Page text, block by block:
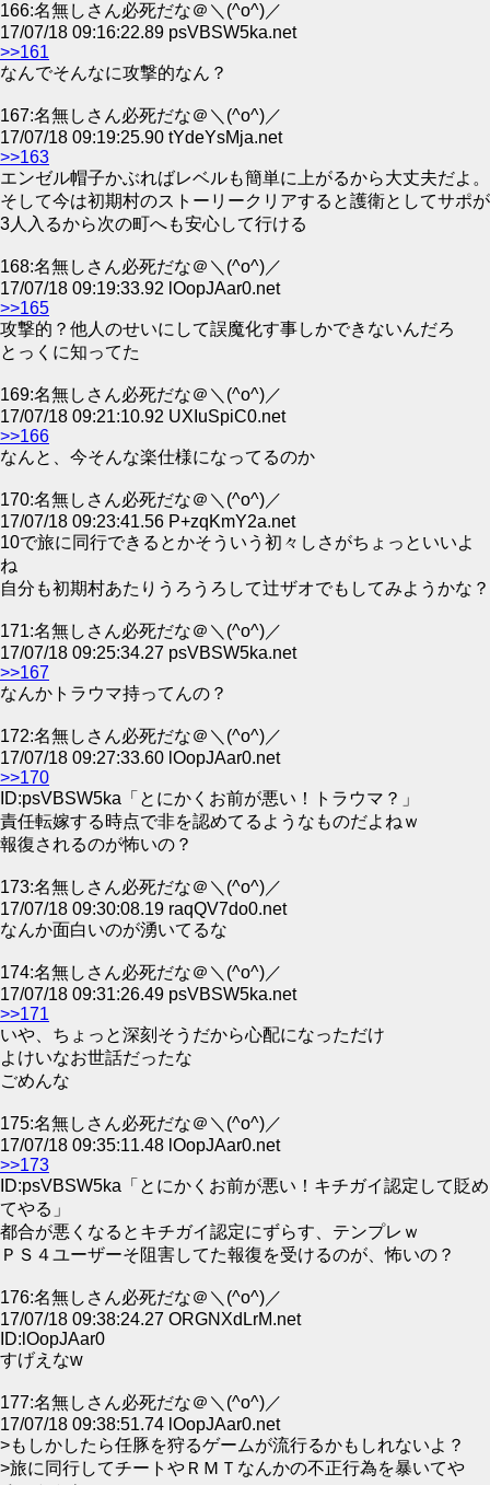
166:名無しさん必死だな＠＼(^o^)／
17/07/18 09:16:22.89 psVBSW5ka.net
>>161
なんでそんなに攻撃的なん？
167:名無しさん必死だな＠＼(^o^)／
17/07/18 09:19:25.90 tYdeYsMja.net
>>163
エンゼル帽子かぶればレベルも簡単に上がるから大丈夫だよ。
そして今は初期村のストーリークリアすると護衛としてサポが
3人入るから次の町へも安心して行ける
168:名無しさん必死だな＠＼(^o^)／
17/07/18 09:19:33.92 lOopJAar0.net
>>165
攻撃的？他人のせいにして誤魔化す事しかできないんだろ
とっくに知ってた
169:名無しさん必死だな＠＼(^o^)／
17/07/18 09:21:10.92 UXIuSpiC0.net
>>166
なんと、今そんな楽仕様になってるのか
170:名無しさん必死だな＠＼(^o^)／
17/07/18 09:23:41.56 P+zqKmY2a.net
10で旅に同行できるとかそういう初々しさがちょっといいよ
ね
自分も初期村あたりうろうろして辻ザオでもしてみようかな？
171:名無しさん必死だな＠＼(^o^)／
17/07/18 09:25:34.27 psVBSW5ka.net
>>167
なんかトラウマ持ってんの？
172:名無しさん必死だな＠＼(^o^)／
17/07/18 09:27:33.60 lOopJAar0.net
>>170
ID:psVBSW5ka「とにかくお前が悪い！トラウマ？」
責任転嫁する時点で非を認めてるようなものだよねｗ
報復されるのが怖いの？
173:名無しさん必死だな＠＼(^o^)／
17/07/18 09:30:08.19 raqQV7do0.net
なんか面白いのが湧いてるな
174:名無しさん必死だな＠＼(^o^)／
17/07/18 09:31:26.49 psVBSW5ka.net
>>171
いや、ちょっと深刻そうだから心配になっただけ
よけいなお世話だったな
ごめんな
175:名無しさん必死だな＠＼(^o^)／
17/07/18 09:35:11.48 lOopJAar0.net
>>173
ID:psVBSW5ka「とにかくお前が悪い！キチガイ認定して貶め
てやる」
都合が悪くなるとキチガイ認定にずらす、テンプレｗ
ＰＳ４ユーザーそ阻害してた報復を受けるのが、怖いの？
176:名無しさん必死だな＠＼(^o^)／
17/07/18 09:38:24.27 ORGNXdLrM.net
ID:lOopJAar0
すげえなw
177:名無しさん必死だな＠＼(^o^)／
17/07/18 09:38:51.74 lOopJAar0.net
>もしかしたら任豚を狩るゲームが流行るかもしれないよ？
>旅に同行してチートやＲＭＴなんかの不正行為を暴いてや